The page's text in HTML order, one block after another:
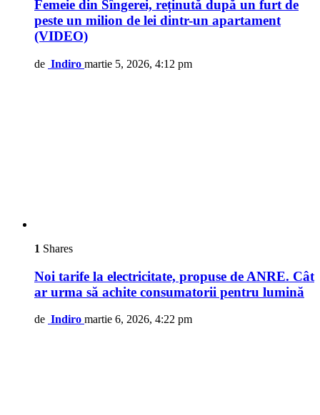
Femeie din Sîngerei, reținută după un furt de
peste un milion de lei dintr-un apartament
(VIDEO)
de Indiro martie 5, 2026, 4:12 pm
1 Shares
Noi tarife la electricitate, propuse de ANRE. Cât
ar urma să achite consumatorii pentru lumină
de Indiro martie 6, 2026, 4:22 pm